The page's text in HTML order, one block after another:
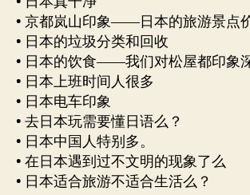
• 京都岚山印象——日本的旅游景点
• 日本的垃圾分类和回收
• 日本的饮食——我们对松屋都印象
• 日本上班时间人很多
• 日本电车印象
• 去日本玩需要懂日语么？
• 日本中国人特别多。
• 在日本遇到过不文明的现象了么
• 日本适合旅游不适合生活么？